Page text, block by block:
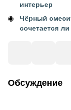
интерьер
Чёрный
сочетается ли
Обсуждение